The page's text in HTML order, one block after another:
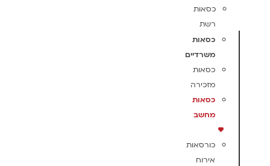
כסאות
רשת
כסאות
משרדיים
כסאות
מזכירה
כסאות
מחשב
כורסאות
אירוח